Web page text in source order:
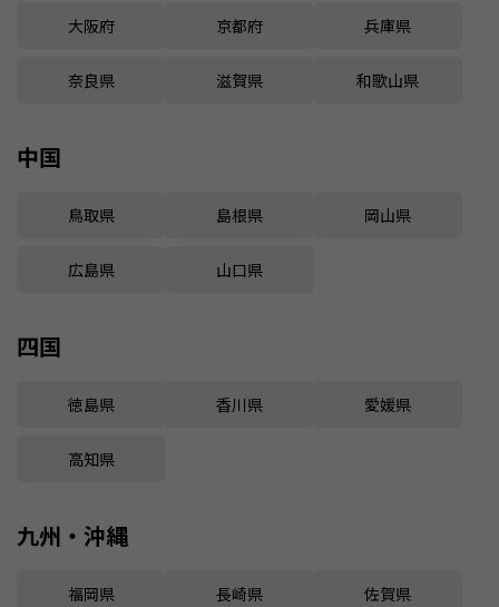
大阪府 京都府 兵庫県
奈良県 滋賀県 和歌山県
中国
鳥取県 島根県 岡山県
広島県 山口県
四国
徳島県 香川県 愛媛県
高知県
九州・沖縄
福岡県 長崎県 佐賀県